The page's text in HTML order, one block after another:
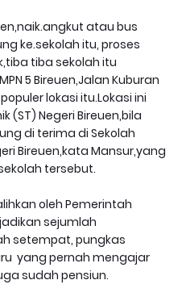
atau bus
ke.sekolah itu, proses
tiba sekolah itu
5 Bireuen,Jalan Kuburan
lokasi itu.Lokasi ini
(ST) Negeri Bireuen,bila
di terima di Sekolah
Bireuen,kata Mansur,yang
tersebut.
oleh Pemerintah
sejumlah
setempat, pungkas
yang pernah mengajar
sudah pensiun.